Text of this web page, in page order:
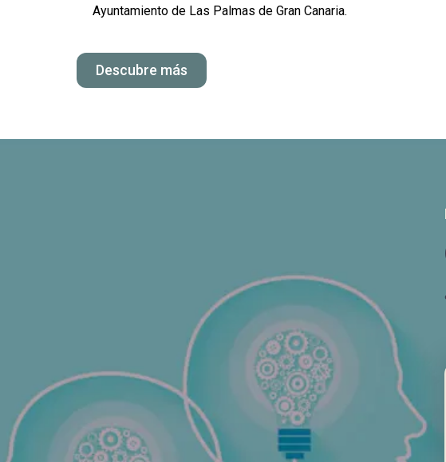
Ayuntamiento de Las Palmas de Gran Canaria.
Descubre más